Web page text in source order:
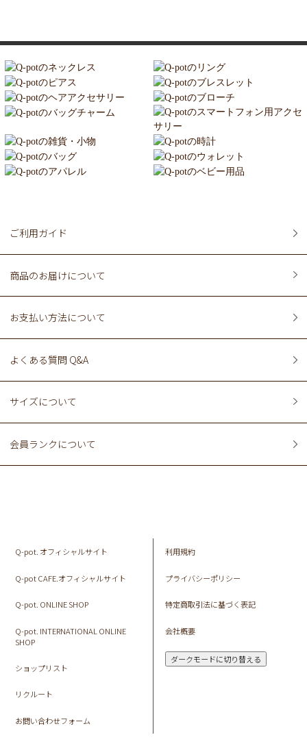
ご利用ガイド
商品のお届けについて
お支払い方法について
よくある質問 Q&A
サイズについて
会員ランクについて
Q-pot. オフィシャルサイト
Q-pot CAFE.オフィシャルサイト
Q-pot. ONLINE SHOP
Q-pot. INTERNATIONAL ONLINE
SHOP
ショップリスト
リクルート
お問い合わせフォーム
利用規約
プライバシーポリシー
特定商取引法に基づく表記
会社概要
ダークモードに切り替える